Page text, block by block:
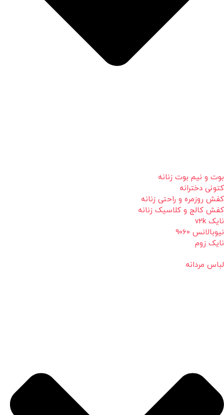
بوت و نیم بوت زنانه
کتونی دخترانه
کفش روزمره و راحتی زنانه
کفش کالج و کلاسیک زنانه
نایک v2k
نیوبالانس 9060
نایک زوم
لباس مردانه